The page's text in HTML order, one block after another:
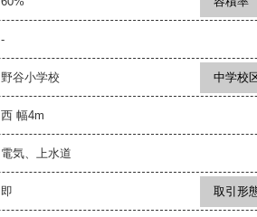
-
野谷小学校 中学校
西 幅4m
電気、上水道
即 取引形